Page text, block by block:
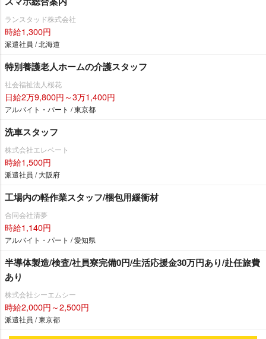
ランスタッド株式会社
時給1,300円
派遣社員 / 北海道
特別養護老人ホームの介護スタッフ
社会福祉法人桜花
日給2万9,800円～3万1,400円
アルバイト・パート / 東京都
洗車スタッフ
株式会社エレベート
時給1,500円
派遣社員 / 大阪府
工場内の軽作業スタッフ/梱包用緩衝材
合同会社清夢
時給1,140円
アルバイト・パート / 愛知県
半導体製造/検査/社員寮完備0円/生活応援金30万円あり/赴任旅費
あり
株式会社シーエムシー
時給2,000円～2,500円
派遣社員 / 東京都